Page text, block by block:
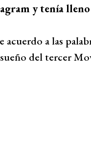
y tenía
acuerdo a las
del tercer